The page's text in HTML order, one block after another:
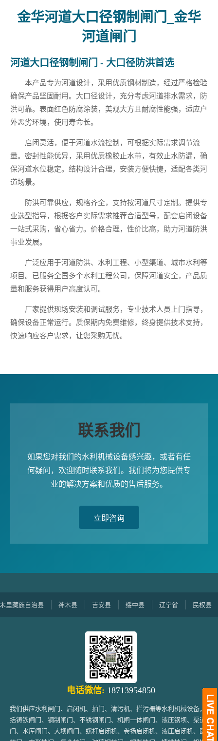
金华河道大口径钢制闸门_金华
河道闸门
河道大口径钢制闸门 - 大口径防洪首选
本产品专为河道设计，采用优质钢材制造，经过严格检验
确保产品坚固耐用。大口径设计，充分考虑河道排水需求，防
洪可靠。表面红色防腐涂装，美观大方且耐腐性能强，适应户
外恶劣环境，使用寿命长。
启闭灵活，便于河道水流控制，可根据实际需求调节流
量。密封性能优异，采用优质橡胶止水带，有效止水防漏，确
保河道水位稳定。结构设计合理，安装方便快捷，适配各类河
道场景。
防洪可靠供应，规格齐全，支持按河道尺寸定制。提供专
业选型指导，根据客户实际需求推荐合适型号，配套启闭设备
一站式采购，省心省力。价格合理，性价比高，助力河道防洪
事业发展。
广泛应用于河道防洪、水利工程、小型渠道、城市水利等
项目。已服务全国多个水利工程公司，保障河道安全，产品质
量和服务获得用户高度认可。
厂家提供现场安装和调试服务，专业技术人员上门指导，
确保设备正常运行。质保期内免费维修，终身提供技术支持，
快速响应客户需求，让您采购无忧。
联系我们
如果您对我们的水利机械设备感兴趣，或者有任
何疑问，欢迎随时联系我们。我们将为您提供专
业的解决方案和优质的售后服务。
立即咨询
水利设备销售地区：定边县 稷山县 峡江县 建昌县 宁陵
电话微信: 18713954850
我们供应水利闸门、启闭机、拍门、清污机、拦污栅等水利机械设备，包
括铸铁闸门、钢制闸门、不锈钢闸门、机闸一体闸门、液压钢坝、渠道闸
门、水库闸门、大坝闸门、螺杆启闭机、卷扬启闭机、液压启闭机、圆形